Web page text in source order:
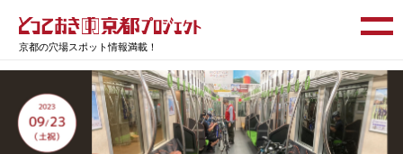
京都の穴場スポット情報満載！